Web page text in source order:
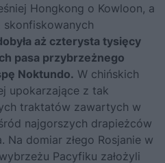
Hongkong o Kowloon, a
skonfiskowanych
aż czterysta tysięcy
pasa przybrzeżnego
Noktundo. W chińskich
upokarzające z tak
traktatów zawartych w
najgorszych drapieżców
Na domiar złego Rosjanie w
Pacyfiku założyli